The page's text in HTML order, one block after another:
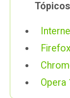
Tópicos
Opera